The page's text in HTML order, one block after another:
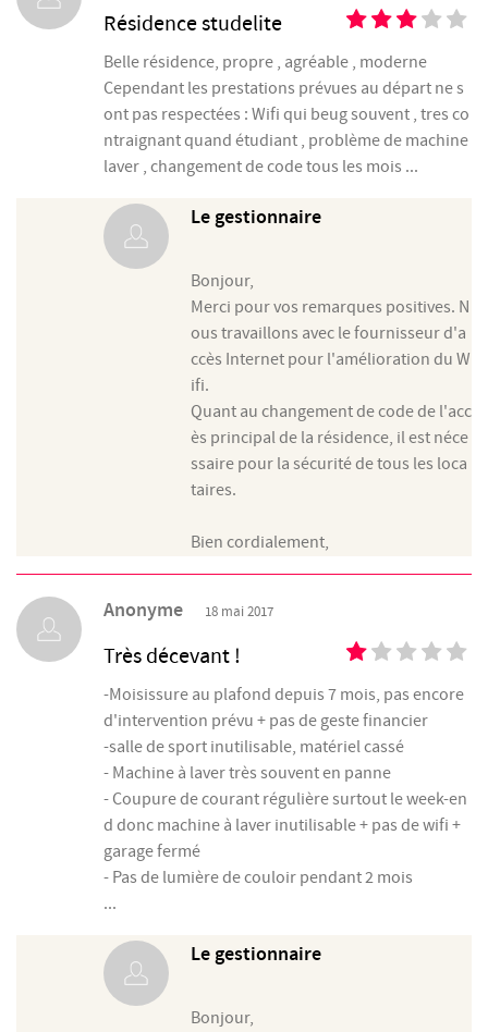
Résidence studelite
Belle résidence, propre , agréable , moderne
Cependant les prestations prévues au départ ne s
ont pas respectées : Wifi qui beug souvent , tres co
ntraignant quand étudiant , problème de machine
laver , changement de code tous les mois ...
Le gestionnaire
Bonjour,
Merci pour vos remarques positives. N
ous travaillons avec le fournisseur d'a
ccès Internet pour l'amélioration du W
ifi.
Quant au changement de code de l'acc
ès principal de la résidence, il est néce
ssaire pour la sécurité de tous les loca
taires.
Bien cordialement,
Anonyme 18 mai 2017
Très décevant !
-Moisissure au plafond depuis 7 mois, pas encore
d'intervention prévu + pas de geste financier
-salle de sport inutilisable, matériel cassé
- Machine à laver très souvent en panne
- Coupure de courant régulière surtout le week-en
d donc machine à laver inutilisable + pas de wifi +
garage fermé
- Pas de lumière de couloir pendant 2 mois
...
Le gestionnaire
Bonjour,